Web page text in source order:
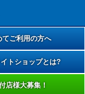
てご利用の方へ
トショップとは?
店様大募集！